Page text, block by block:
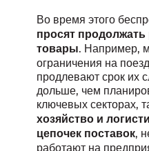
Во время этого
просят
товары. Например,
ограничения на
продлевают срок их
дольше, чем
ключевых секторах,
хозяйство и
цепочек поставок,
работают на